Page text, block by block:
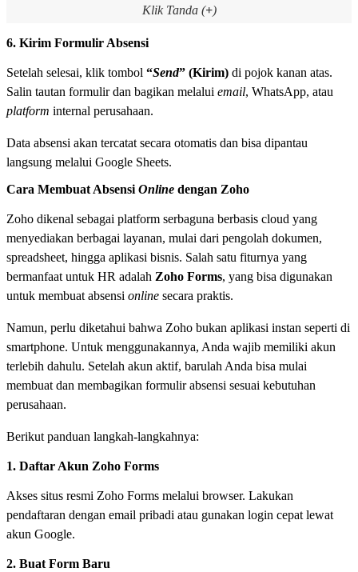
Klik Tanda (+)
6. Kirim Formulir Absensi
Setelah selesai, klik tombol “Send” (Kirim) di pojok kanan atas.
Salin tautan formulir dan bagikan melalui email, WhatsApp, atau
platform internal perusahaan.
Data absensi akan tercatat secara otomatis dan bisa dipantau
langsung melalui Google Sheets.
Cara Membuat Absensi Online dengan Zoho
Zoho dikenal sebagai platform serbaguna berbasis cloud yang
menyediakan berbagai layanan, mulai dari pengolah dokumen,
spreadsheet, hingga aplikasi bisnis. Salah satu fiturnya yang
bermanfaat untuk HR adalah Zoho Forms, yang bisa digunakan
untuk membuat absensi online secara praktis.
Namun, perlu diketahui bahwa Zoho bukan aplikasi instan seperti di
smartphone. Untuk menggunakannya, Anda wajib memiliki akun
terlebih dahulu. Setelah akun aktif, barulah Anda bisa mulai
membuat dan membagikan formulir absensi sesuai kebutuhan
perusahaan.
Berikut panduan langkah-langkahnya:
1. Daftar Akun Zoho Forms
Akses situs resmi Zoho Forms melalui browser. Lakukan
pendaftaran dengan email pribadi atau gunakan login cepat lewat
akun Google.
2. Buat Form Baru